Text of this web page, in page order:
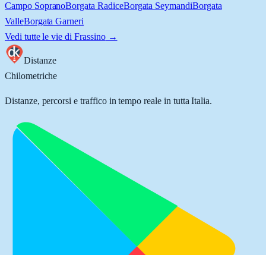
Campo SopranoBorgata RadiceBorgata SeymandiBorgata
ValleBorgata Garneri
Vedi tutte le vie di Frassino→
Distanze
Chilometriche
Distanze, percorsi e traffico in tempo reale in tutta Italia.